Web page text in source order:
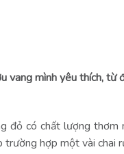
vang mình yêu thích,
đỏ có chất lượng
hợp một vài chai